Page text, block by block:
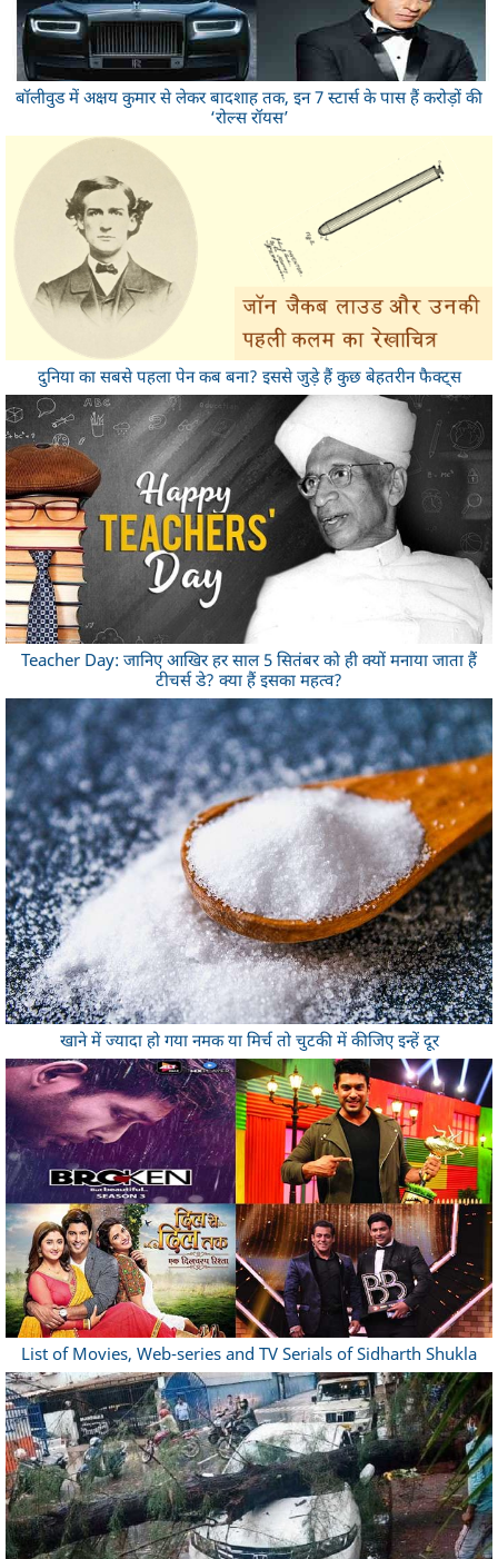
बॉलीवुड में अक्षय कुमार से लेकर बादशाह तक, इन 7 स्टार्स के पास हैं करोड़ों की
‘रोल्स रॉयस’
दुनिया का सबसे पहला पेन कब बना? इससे जुड़े हैं कुछ बेहतरीन फैक्ट्स
Teacher Day: जानिए आखिर हर साल 5 सितंबर को ही क्यों मनाया जाता हैं
टीचर्स डे? क्या हैं इसका महत्व?
खाने में ज्यादा हो गया नमक या मिर्च तो चुटकी में कीजिए इन्हें दूर
List of Movies, Web-series and TV Serials of Sidharth Shukla